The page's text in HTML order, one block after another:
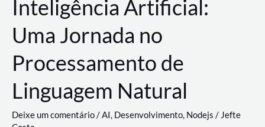
Inteligência Artificial:
Uma Jornada no
Processamento de
Linguagem Natural
Deixe um comentário/AI, Desenvolvimento, Nodejs / Jefte